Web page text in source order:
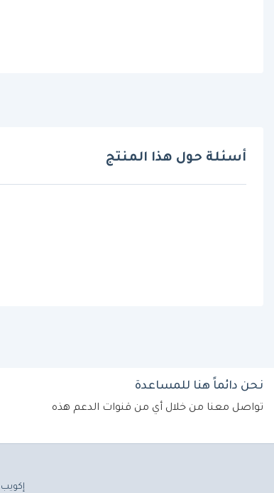
أسئلة حول هذا المنتج
نحن دائماً هنا للمساعدة
تواصل معنا من خلال أي من قنوات الدعم هذه